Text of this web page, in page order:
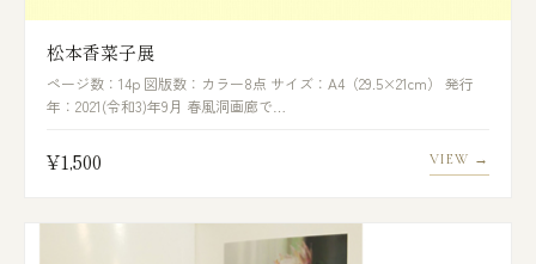
松本香菜子展
ページ数：14p 図版数：カラー8点 サイズ：A4（29.5×21cm） 発行
年：2021(令和3)年9月 春風洞画廊で…
¥1,500 VIEW →